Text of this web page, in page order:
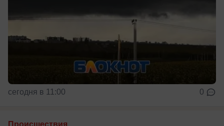
сегодня в 11:00 0
Происшествия